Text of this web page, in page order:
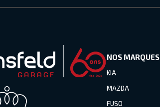
NOS MARQUES
KIA
MAZDA
FUSO